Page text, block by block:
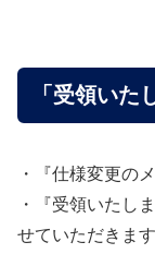
「受領いた
・『仕様変更の
・『受領いたし
せていただきます